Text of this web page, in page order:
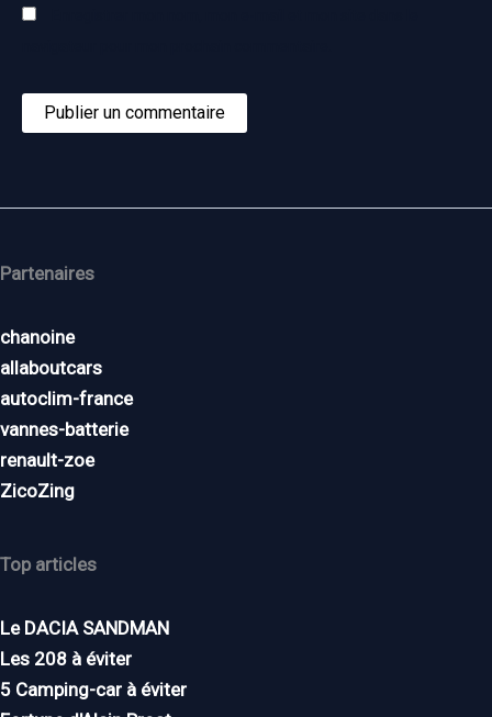
Partenaires
chanoine
allaboutcars
autoclim-france
vannes-batterie
renault-zoe
ZicoZing
Top articles
Le DACIA SANDMAN
Les 208 à éviter
5 Camping-car à éviter